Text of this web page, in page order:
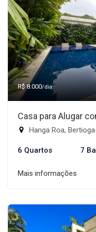
R$ 8.000/dia
Casa para Alugar
Hanga Roa,
6 Quartos 7
Mais informações